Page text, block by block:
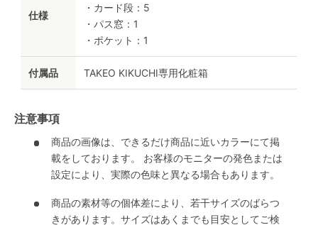
仕様
・カード段：5
・パス窓：1
・ポケット：1
付属品 TAKEO KIKUCHI専用化粧箱
注意事項
商品の画像は、できるだけ商品に近いカラーにて掲
載をしております。 お客様のモニターの発色または
設定により、実際の色味と異なる場合もあります。
商品の素材等の個体差により、若干サイズのばらつ
きがあります。サイズはあくまでも目安としてご検